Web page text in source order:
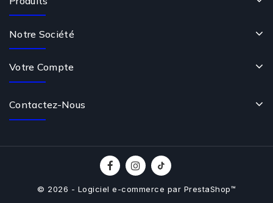
Notre Société
Votre Compte
Contactez-Nous
© 2026 - Logiciel e-commerce par PrestaShop™